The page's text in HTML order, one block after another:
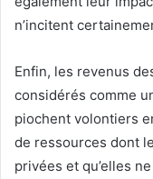
n’incitent
Enfin, les revenus
considérés comme
piochent volontiers
de ressources dont
privées et qu’elles